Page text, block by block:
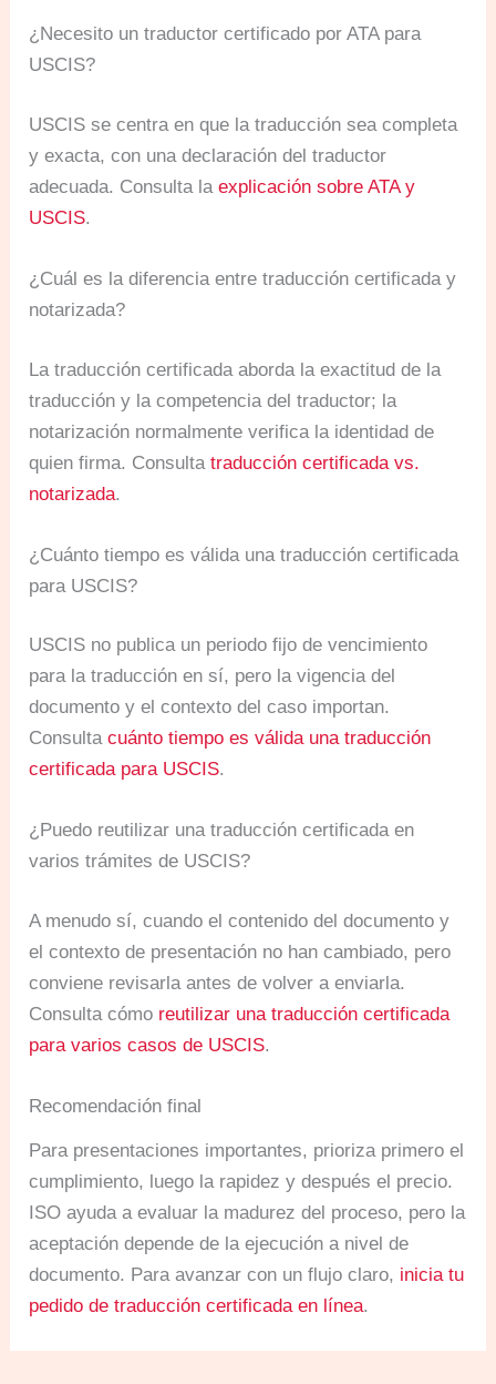
¿Necesito un traductor certificado por ATA para
USCIS?
USCIS se centra en que la traducción sea completa
y exacta, con una declaración del traductor
adecuada. Consulta laexplicación sobre ATA y
USCIS.
¿Cuál es la diferencia entre traducción certificada y
notarizada?
La traducción certificada aborda la exactitud de la
traducción y la competencia del traductor; la
notarización normalmente verifica la identidad de
quien firma. Consultatraducción certificada vs.
notarizada.
¿Cuánto tiempo es válida una traducción certificada
para USCIS?
USCIS no publica un periodo fijo de vencimiento
para la traducción en sí, pero la vigencia del
documento y el contexto del caso importan.
Consultacuánto tiempo es válida una traducción
certificada para USCIS.
¿Puedo reutilizar una traducción certificada en
varios trámites de USCIS?
A menudo sí, cuando el contenido del documento y
el contexto de presentación no han cambiado, pero
conviene revisarla antes de volver a enviarla.
Consulta cómo reutilizar una traducción certificada
para varios casos de USCIS.
Recomendación final
Para presentaciones importantes, prioriza primero el
cumplimiento, luego la rapidez y después el precio.
ISO ayuda a evaluar la madurez del proceso, pero la
aceptación depende de la ejecución a nivel de
documento. Para avanzar con un flujo claro, inicia tu
pedido de traducción certificada en línea.